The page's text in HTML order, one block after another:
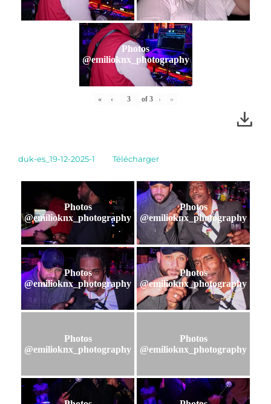
Photos
@emilioknx_photography
« ‹ of 3 › »
duk-es_19-12-2025-1 Télécharger
Photos
@emilioknx_photography
Photos
@emilioknx_photography
Photos
@emilioknx_photography
Photos
@emilioknx_photography
Photos
@emilioknx_photography
Photos
@emilioknx_photography